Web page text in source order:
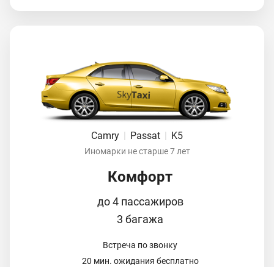
Camry Passat K5
Иномарки не старше 7 лет
Комфорт
до 4 пассажиров
3 багажа
Встреча по звонку
20 мин. ожидания бесплатно